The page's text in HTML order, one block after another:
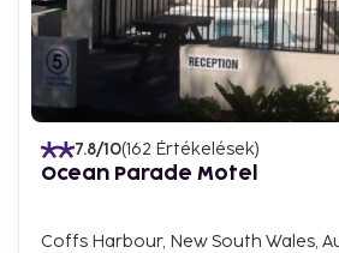
7.8/10(162 Értékelések)
Ocean Parade Motel
Coffs Harbour, New South Wales,